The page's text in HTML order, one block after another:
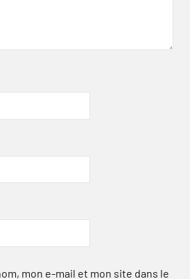
mon e-mail et mon site dans le